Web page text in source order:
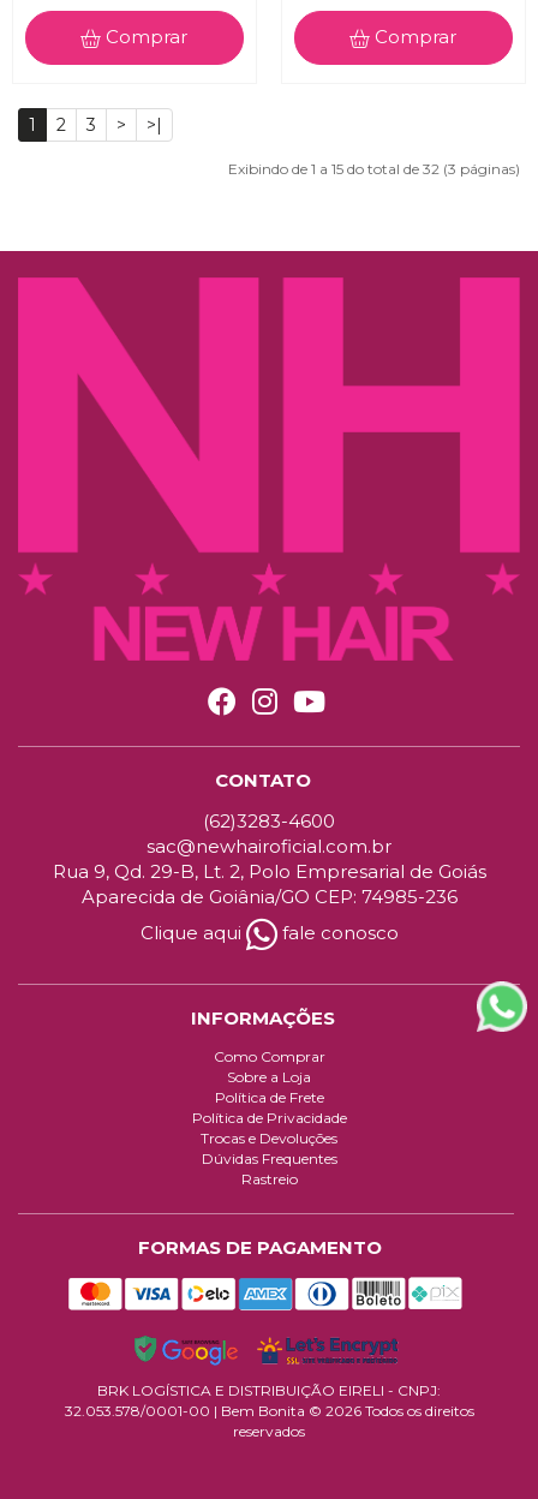
Comprar Comprar
1 2 3 > >|
Exibindo de 1 a 15 do total de 32 (3 páginas)
CONTATO
(62)3283-4600
sac@newhairoficial.com.br
Rua 9, Qd. 29-B, Lt. 2, Polo Empresarial de Goiás
Aparecida de Goiânia/GO CEP: 74985-236
Clique aqui
fale conosco
INFORMAÇÕES
Como Comprar
Sobre a Loja
Política de Frete
Política de Privacidade
Trocas e Devoluções
Dúvidas Frequentes
Rastreio
FORMAS DE PAGAMENTO
BRK LOGÍSTICA E DISTRIBUIÇÃO EIRELI - CNPJ:
32.053.578/0001-00 | Bem Bonita © 2026 Todos os direitos
reservados